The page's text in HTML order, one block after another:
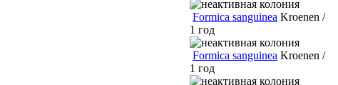
Formica sanguinea Kroenen /
1 год
Formica sanguinea Kroenen /
1 год